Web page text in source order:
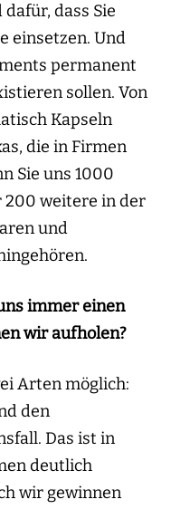
dass Sie
einsetzen. Und
permanent
sollen. Von
Kapseln
die in Firmen
Sie uns 1000
200 weitere in der
und
immer einen
wir aufholen?
Arten möglich:
den
Das ist in
deutlich
wir gewinnen